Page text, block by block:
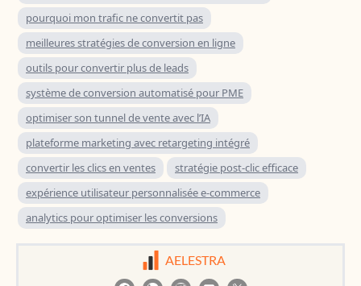
pourquoi mon trafic ne convertit pas
meilleures stratégies de conversion en ligne
outils pour convertir plus de leads
système de conversion automatisé pour PME
optimiser son tunnel de vente avec l’IA
plateforme marketing avec retargeting intégré
convertir les clics en ventes
stratégie post-clic efficace
expérience utilisateur personnalisée e-commerce
analytics pour optimiser les conversions
AELESTRA